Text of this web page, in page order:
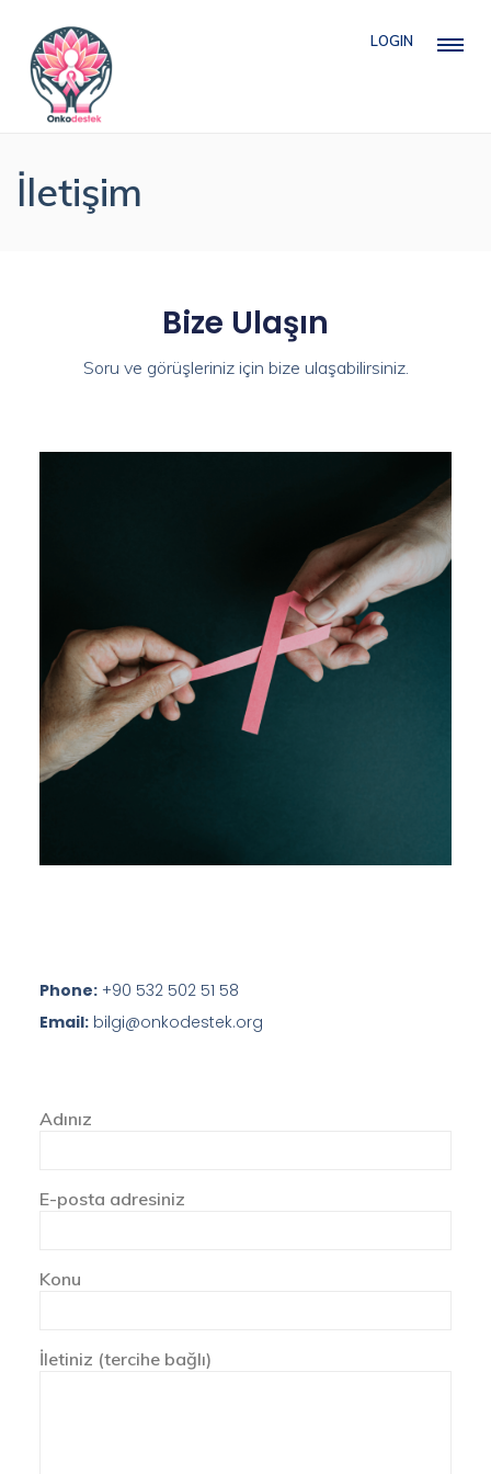
LOGIN
İletişim
Bize Ulaşın
Soru ve görüşleriniz için bize ulaşabilirsiniz.
Adınız
E-posta adresiniz
Konu
İletiniz (tercihe bağlı)
Phone:+90 532 502 51 58
Email: bilgi@onkodestek.org